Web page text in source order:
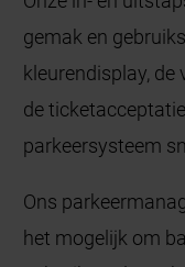
gemak en
kleurendisplay,
de
parkeersysteem
Ons
het mogelijk om